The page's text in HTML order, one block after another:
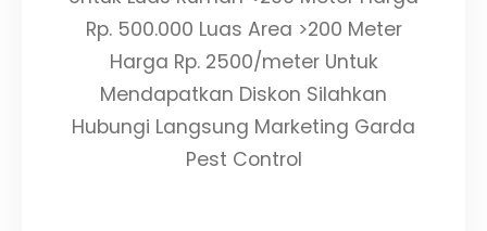
Rp. 500.000 Luas Area >200 Meter
Harga Rp. 2500/meter Untuk
Mendapatkan Diskon Silahkan
Hubungi Langsung Marketing Garda
Pest Control